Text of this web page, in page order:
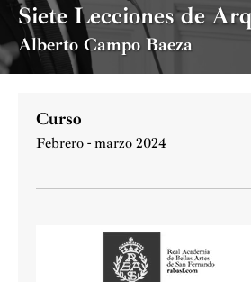
Siete Lecciones de
Alberto Campo Baeza
Curso
Febrero - marzo 2024